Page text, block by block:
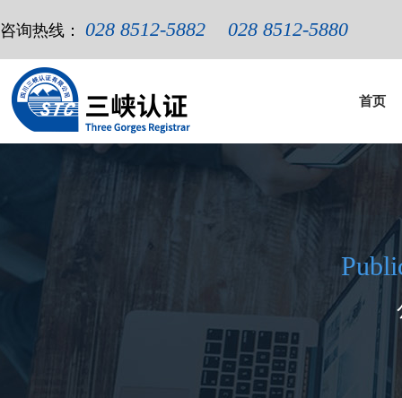
咨询热线： 028 8512-5882 028 8512-5880
首页